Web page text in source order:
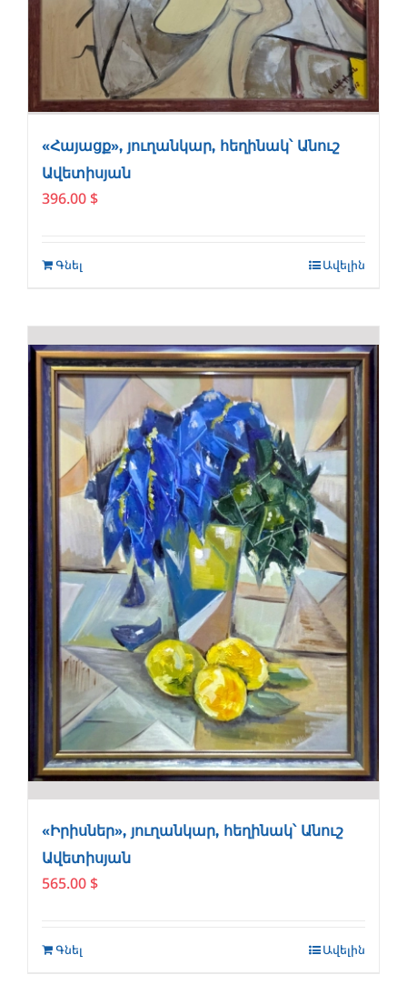
«Հայացք», յուղանկար, հեղինակ՝ Անուշ
Ավետիսյան
396.00 $
Գնել Ավելին
«Իրիսներ», յուղանկար, հեղինակ՝ Անուշ
Ավետիսյան
565.00 $
Գնել Ավելին